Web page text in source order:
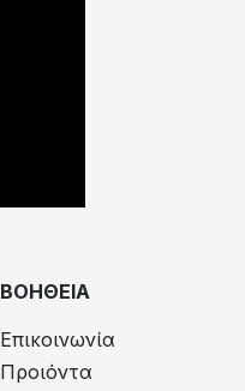
ΒΟΗΘΕΙΑ
Επικοινωνία
Προιόντα